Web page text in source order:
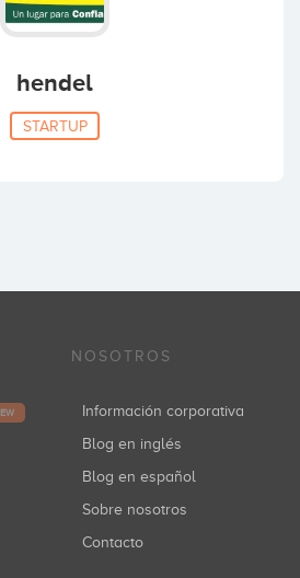
hendel
STARTUP
NOSOTROS
Información corporativa
Blog en inglés
Blog en español
Sobre nosotros
Contacto